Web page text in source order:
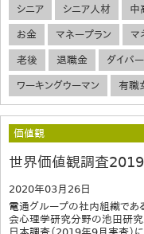
シニア シニア人材 中
お金 マネープラン マ
老後 退職金 ダイバ
ワーキングウーマン 有職
価値観
世界価値観調査2019
2020年03月26日
電通グループの社内組織であ
会心理学研究分野の池田研究